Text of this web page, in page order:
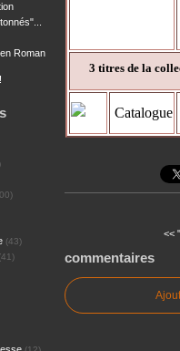
Roman
(43)
(41)
3 titres de la
Catalogue
<<
commentaires